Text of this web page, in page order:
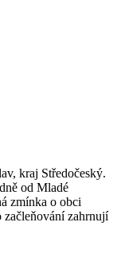
kraj Středočeský.
od Mladé
zmínka o obci
zahrnují